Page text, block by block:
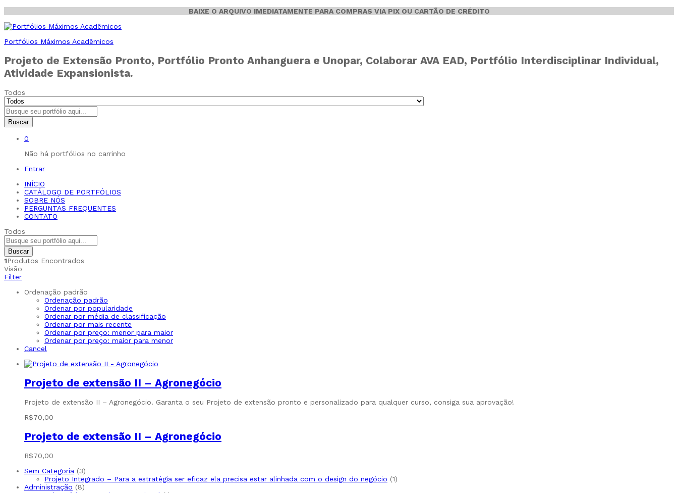
BAIXE O ARQUIVO IMEDIATAMENTE PARA COMPRAS VIA PIX OU CARTÃO DE CRÉDITO
Portfólios Máximos Acadêmicos
Projeto de Extensão Pronto, Portfólio Pronto Anhanguera e Unopar, Colaborar AVA EAD, Portfólio Interdisciplinar Individual,
Atividade Expansionista.
Todos
Buscar
0
Não há portfólios no carrinho
Entrar
INÍCIO
CATÁLOGO DE PORTFÓLIOS
SOBRE NÓS
PERGUNTAS FREQUENTES
CONTATO
Todos
Buscar
1Produtos Encontrados
Visão
Filter
Ordenação padrão
Ordenação padrão
Ordenar por popularidade
Ordenar por média de classificação
Ordenar por mais recente
Ordenar por preço: menor para maior
Ordenar por preço: maior para menor
Cancel
Projeto de extensão II – Agronegócio
Projeto de extensão II – Agronegócio. Garanta o seu Projeto de extensão pronto e personalizado para qualquer curso, consiga sua aprovação!
R$70,00
Projeto de extensão II – Agronegócio
R$70,00
Sem Categoria
33
produtos
Projeto Integrado – Para a estratégia ser eficaz ela precisa estar alinhada com o design do negócio 11
Administração 88